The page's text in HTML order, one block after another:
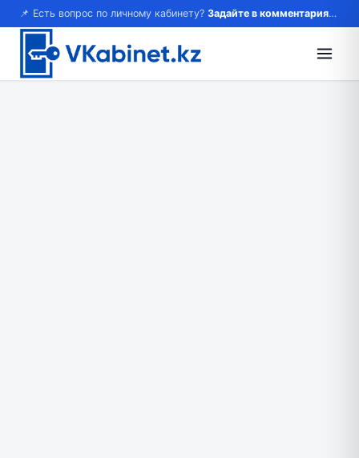
📌 Есть вопрос по личному кабинету? Задайте в комментариях — ответим!